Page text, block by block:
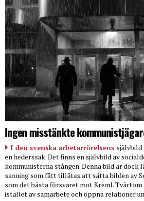
Ingen misstänkte
I den svenska arbetarrörelsens självbild
en hederssak. Det finns en självbild av
kommunisterna stången. Denna bild är dock
sanning som fått tillåtas att sätta bilden av
som det bästa försvaret mot Kreml.
istället av samarbete och öppna relationer